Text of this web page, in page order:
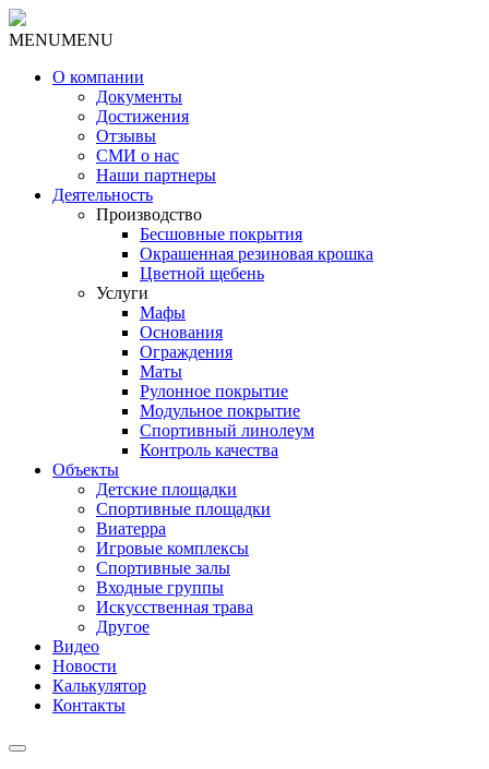
MENUMENU
О компании
Документы
Достижения
Отзывы
СМИ о нас
Наши партнеры
Деятельность
Производство
Бесшовные покрытия
Окрашенная резиновая крошка
Цветной щебень
Услуги
Мафы
Основания
Ограждения
Маты
Рулонное покрытие
Модульное покрытие
Спортивный линолеум
Контроль качества
Объекты
Детские площадки
Спортивные площадки
Виатерра
Игровые комплексы
Спортивные залы
Входные группы
Искусственная трава
Другое
Видео
Новости
Калькулятор
Контакты